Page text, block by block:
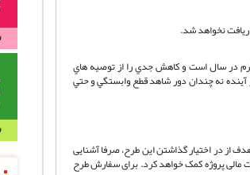
نخواهد شد.
مصرف ساليانه گوشت قرمز سرانه 35.5 كيلو گرم بايستي باشد و در كشور ما اين رغم حدود 20 كيلو گرم در سال است و كاهش جدي را از توصيه هاي
نه چندان دور شاهد قطع وابستگي و حتي
از در اختیار گذاشتن این طرح، صرفا آشنایی
مالی پروژه کمک خواهد کرد. برای سفارش طرح